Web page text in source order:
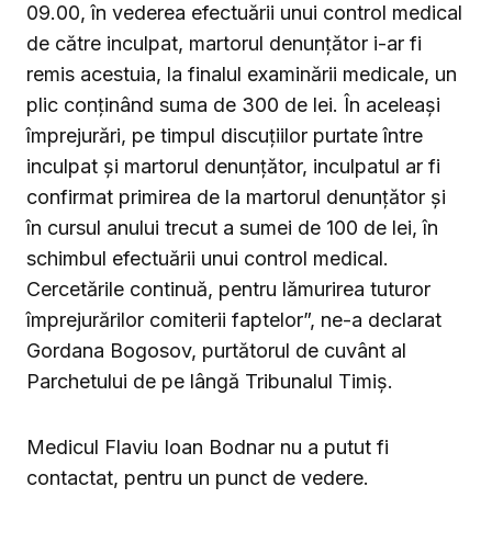
09.00, în vederea efectuării unui control medical
de către inculpat, martorul denunțător i-ar fi
remis acestuia, la finalul examinării medicale, un
plic conținând suma de 300 de lei. În aceleași
împrejurări, pe timpul discuțiilor purtate între
inculpat și martorul denunțător, inculpatul ar fi
confirmat primirea de la martorul denunțător și
în cursul anului trecut a sumei de 100 de lei, în
schimbul efectuării unui control medical.
Cercetările continuă, pentru lămurirea tuturor
împrejurărilor comiterii faptelor”, ne-a declarat
Gordana Bogosov, purtătorul de cuvânt al
Parchetului de pe lângă Tribunalul Timiș.
Medicul Flaviu Ioan Bodnar nu a putut fi
contactat, pentru un punct de vedere.